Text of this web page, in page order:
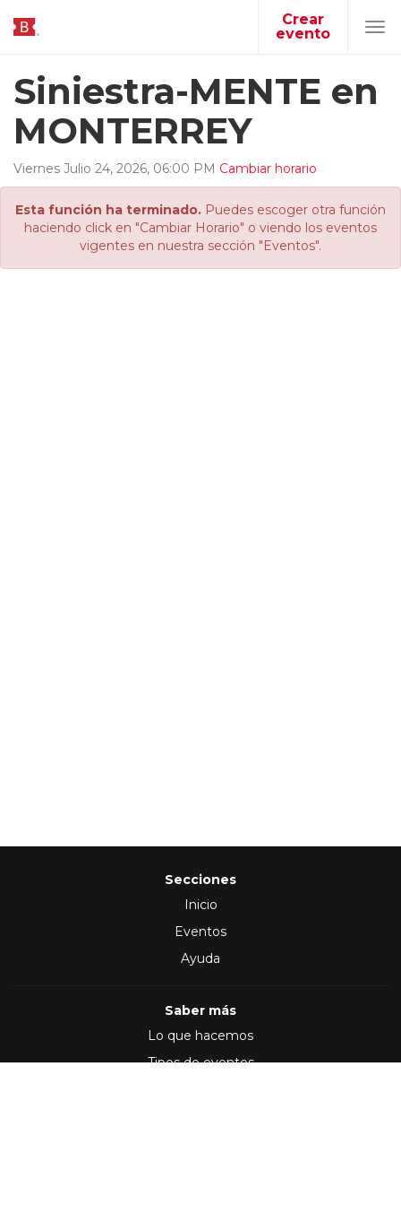
Crear
evento
Siniestra-MENTE en
MONTERREY
Viernes Julio 24, 2026, 06:00 PM Cambiar horario
Esta función ha terminado. Puedes escoger otra función
haciendo click en "Cambiar Horario" o viendo los eventos
vigentes en nuestra sección "Eventos".
Secciones
Inicio
Eventos
Ayuda
Saber más
Lo que hacemos
Tipos de eventos